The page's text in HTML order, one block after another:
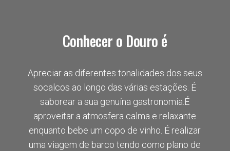
Conhecer o Douro é
Apreciar as diferentes tonalidades dos seus
socalcos ao longo das várias estações. É
saborear a sua genuína gastronomia.É
aproveitar a atmosfera calma e relaxante
enquanto bebe um copo de vinho. É realizar
uma viagem de barco tendo como plano de